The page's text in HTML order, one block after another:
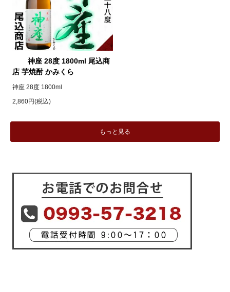
神座 28度 1800ml 尾込商
店 芋焼酎 かみくら
神座 28度 1800ml
2,860円(税込)
もっと見る